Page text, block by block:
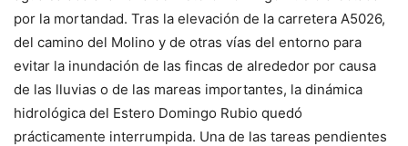
por la mortandad. Tras la elevación de la carretera A5026,
del camino del Molino y de otras vías del entorno para
evitar la inundación de las fincas de alrededor por causa
de las lluvias o de las mareas importantes, la dinámica
hidrológica del Estero Domingo Rubio quedó
prácticamente interrumpida. Una de las tareas pendientes